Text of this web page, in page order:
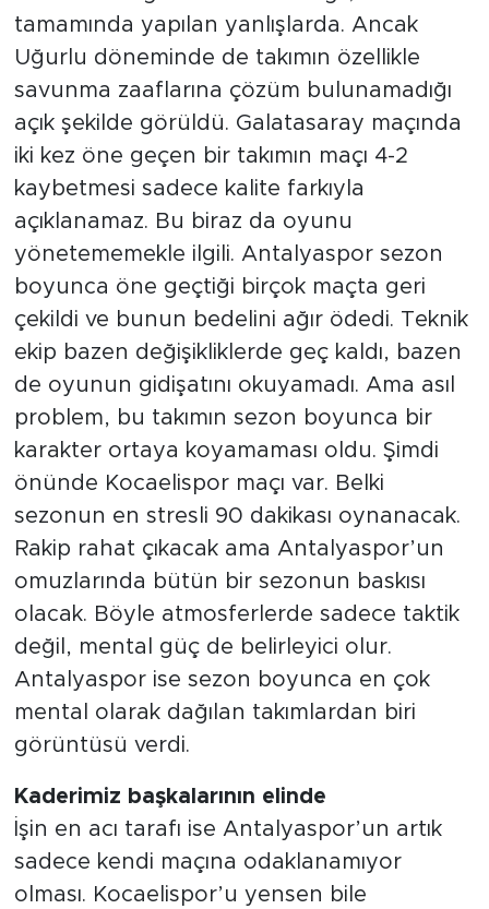
tamamında yapılan yanlışlarda. Ancak
Uğurlu döneminde de takımın özellikle
savunma zaaflarına çözüm bulunamadığı
açık şekilde görüldü. Galatasaray maçında
iki kez öne geçen bir takımın maçı 4-2
kaybetmesi sadece kalite farkıyla
açıklanamaz. Bu biraz da oyunu
yönetememekle ilgili. Antalyaspor sezon
boyunca öne geçtiği birçok maçta geri
çekildi ve bunun bedelini ağır ödedi. Teknik
ekip bazen değişikliklerde geç kaldı, bazen
de oyunun gidişatını okuyamadı. Ama asıl
problem, bu takımın sezon boyunca bir
karakter ortaya koyamaması oldu. Şimdi
önünde Kocaelispor maçı var. Belki
sezonun en stresli 90 dakikası oynanacak.
Rakip rahat çıkacak ama Antalyaspor’un
omuzlarında bütün bir sezonun baskısı
olacak. Böyle atmosferlerde sadece taktik
değil, mental güç de belirleyici olur.
Antalyaspor ise sezon boyunca en çok
mental olarak dağılan takımlardan biri
görüntüsü verdi.
Kaderimiz başkalarının elinde
İşin en acı tarafı ise Antalyaspor’un artık
sadece kendi maçına odaklanamıyor
olması. Kocaelispor’u yensen bile